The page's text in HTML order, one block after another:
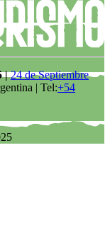
|24 de Septiembre
| Tel:+54